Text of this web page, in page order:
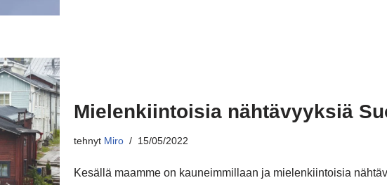
Mielenkiintoisia nähtävyyksiä
tehnyt Miro 15/05/2022
Kesällä maamme on kauneimmillaan ja mielenkiintoisia